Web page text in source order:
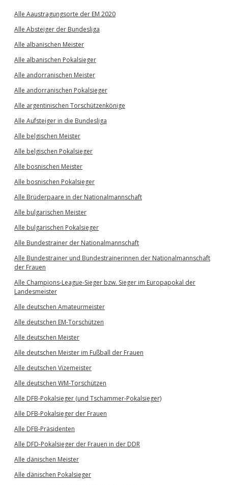
Alle Aaustragungsorte der EM 2020
Alle Absteiger der Bundesliga
Alle albanischen Meister
Alle albanischen Pokalsieger
Alle andorranischen Meister
Alle andorranischen Pokalsieger
Alle argentinischen Torschützenkönige
Alle Aufsteiger in die Bundesliga
Alle belgischen Meister
Alle belgischen Pokalsieger
Alle bosnischen Meister
Alle bosnischen Pokalsieger
Alle Brüderpaare in der Nationalmannschaft
Alle bulgarischen Meister
Alle bulgarischen Pokalsieger
Alle Bundestrainer der Nationalmannschaft
Alle Bundestrainer und Bundestrainerinnen der Nationalmannschaft
der Frauen
Alle Champions-League-Sieger bzw. Sieger im Europapokal der
Landesmeister
Alle deutschen Amateurmeister
Alle deutschen EM-Torschützen
Alle deutschen Meister
Alle deutschen Meister im Fußball der Frauen
Alle deutschen Vizemeister
Alle deutschen WM-Torschützen
Alle DFB-Pokalsieger (und Tschammer-Pokalsieger)
Alle DFB-Pokalsieger der Frauen
Alle DFB-Präsidenten
Alle DFD-Pokalsieger der Frauen in der DDR
Alle dänischen Meister
Alle dänischen Pokalsieger